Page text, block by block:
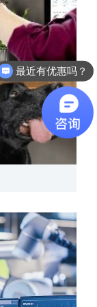
最近有优惠吗？